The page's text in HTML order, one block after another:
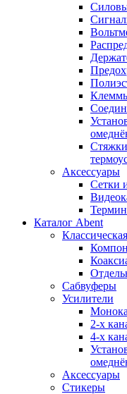
Аксессуары
Сетки
Каталог Abent
Сабвуферы
Усилители
2-х
4-х
Аксессуары
Стикеры